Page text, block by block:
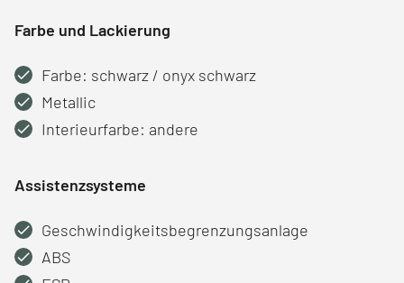
Farbe und Lackierung
Farbe: schwarz / onyx schwarz
Metallic
Interieurfarbe: andere
Assistenzsysteme
Geschwindigkeitsbegrenzungsanlage
ABS